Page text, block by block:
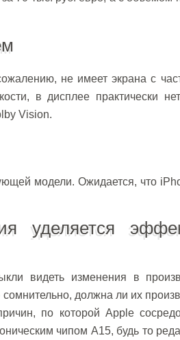
не имеет экрана с
в дисплее практически
Vision.
модели. Ожидается, что
уделяется
видеть изменения в
должна ли их
по которой Apple
чипом A15, будь то